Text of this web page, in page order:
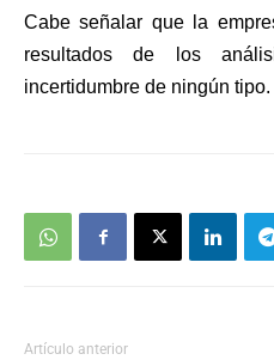
Cabe señalar que la
resultados de los
incertidumbre de ningún tipo.
Artículo anterior